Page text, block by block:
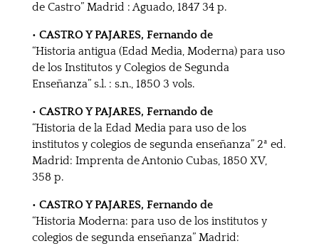
de Castro” Madrid : Aguado, 1847 34 p.
• CASTRO Y PAJARES, Fernando de
“Historia antigua (Edad Media, Moderna) para uso
de los Institutos y Colegios de Segunda
Enseñanza” s.l. : s.n., 1850 3 vols.
• CASTRO Y PAJARES, Fernando de
“Historia de la Edad Media para uso de los
institutos y colegios de segunda enseñanza” 2ª ed.
Madrid: Imprenta de Antonio Cubas, 1850 XV,
358 p.
• CASTRO Y PAJARES, Fernando de
“Historia Moderna: para uso de los institutos y
colegios de segunda enseñanza” Madrid: